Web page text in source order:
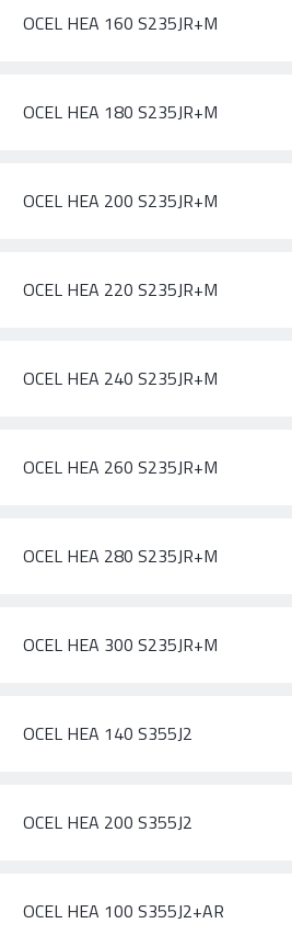
OCEL HEA 160 S235JR+M
OCEL HEA 180 S235JR+M
OCEL HEA 200 S235JR+M
OCEL HEA 220 S235JR+M
OCEL HEA 240 S235JR+M
OCEL HEA 260 S235JR+M
OCEL HEA 280 S235JR+M
OCEL HEA 300 S235JR+M
OCEL HEA 140 S355J2
OCEL HEA 200 S355J2
OCEL HEA 100 S355J2+AR